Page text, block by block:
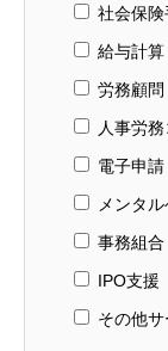
社会保険
給与計算
労務顧問
人事労
電子申請
メンタ
事務組合
IPO支援
その他サ